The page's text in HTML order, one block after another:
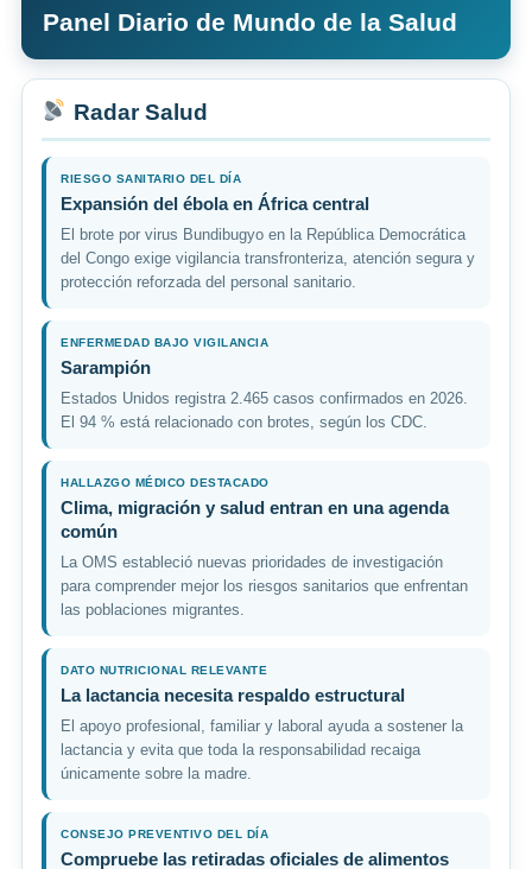
Panel Diario de Mundo de la Salud
Radar Salud
RIESGO SANITARIO DEL DÍA
Expansión del ébola en África central
El brote por virus Bundibugyo en la República Democrática
del Congo exige vigilancia transfronteriza, atención segura y
protección reforzada del personal sanitario.
ENFERMEDAD BAJO VIGILANCIA
Sarampión
Estados Unidos registra 2.465 casos confirmados en 2026.
El 94 % está relacionado con brotes, según los CDC.
HALLAZGO MÉDICO DESTACADO
Clima, migración y salud entran en una agenda
común
La OMS estableció nuevas prioridades de investigación
para comprender mejor los riesgos sanitarios que enfrentan
las poblaciones migrantes.
DATO NUTRICIONAL RELEVANTE
La lactancia necesita respaldo estructural
El apoyo profesional, familiar y laboral ayuda a sostener la
lactancia y evita que toda la responsabilidad recaiga
únicamente sobre la madre.
CONSEJO PREVENTIVO DEL DÍA
Compruebe las retiradas oficiales de alimentos